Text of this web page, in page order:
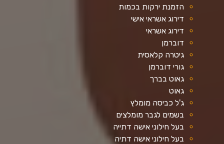
הזמנת ירקות בכמות
דירוג אשראי אישי
דירוג אשראי
דוברמן
גיטרה קלאסית
גורי דוברמן
גאוט בברך
גאוט
ג'ל כביסה מומלץ
בשמים לגבר מומלצים
בעל חילוני אישה דתייה
בעל חילוני אישה דתיה